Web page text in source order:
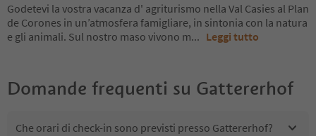
Godetevi la vostra vacanza d' agriturismo nella Val Casies al Plan
de Corones in un’atmosfera famigliare, in sintonia con la natura
e gli animali. Sul nostro maso vivono m... Leggi tutto
Domande frequenti su Gattererhof
Che orari di check-in sono previsti presso Gattererhof?